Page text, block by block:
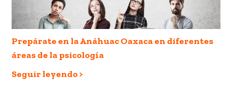
Prepárate en la Anáhuac Oaxaca en diferentes
áreas de la psicología
Seguir leyendo >